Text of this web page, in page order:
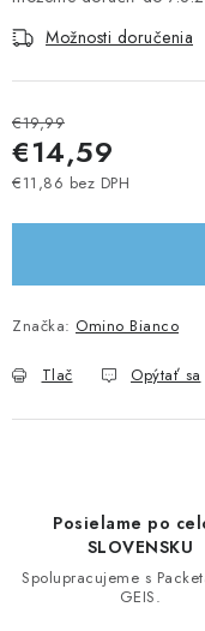
Možnosti doručenia
€19,99
€14,59
€11,86 bez DPH
Značka: Omino Bianco
Tlač Opýtať sa
Posielame po
SLOVENSKU
Spolupracujeme s
GEIS.